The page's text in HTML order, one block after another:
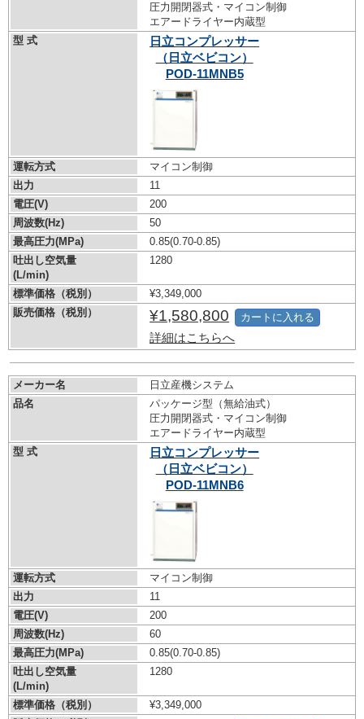
圧力開閉器式・マイコン制御
エアードライヤー内蔵型
型 式
日立コンプレッサー
（日立ベビコン）
POD-11MNB5
運転方式
マイコン制御
出力
11
電圧(V)
200
周波数(Hz)
50
最高圧力(MPa)
0.85(0.70-0.85)
吐出し空気量
(L/min)
1280
標準価格（税別）
¥3,349,000
販売価格（税別）
¥1,580,800
詳細はこちらへ
カートに入れる
メーカー名
日立産機システム
品名
パッケージ型（無給油式）
圧力開閉器式・マイコン制御
エアードライヤー内蔵型
型 式
日立コンプレッサー
（日立ベビコン）
POD-11MNB6
運転方式
マイコン制御
出力
11
電圧(V)
200
周波数(Hz)
60
最高圧力(MPa)
0.85(0.70-0.85)
吐出し空気量
(L/min)
1280
標準価格（税別）
¥3,349,000